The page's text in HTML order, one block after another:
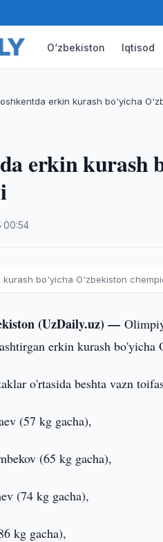
O‘zbekiston Iqtisod
erkin kurash bo'yicha
erkin kurash
·00:54
kurash bo'yicha O'zbekiston
(UzDaily.uz) —
erkin kurash bo'yicha
o'rtasida beshta vazn
(57 kg gacha),
(65 kg gacha),
(74 kg gacha),
kg gacha),